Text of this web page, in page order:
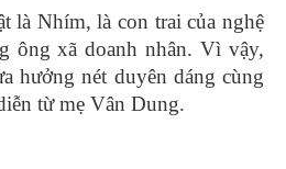
là Nhím, là con trai của nghệ
ông xã doanh nhân. Vì vậy,
hưởng nét duyên dáng cùng
từ mẹ Vân Dung.